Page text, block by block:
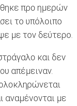
προ ημερών
το υπόλοιπο
με τον δεύτερο.
και δεν
απέμειναν.
αναμένονται με